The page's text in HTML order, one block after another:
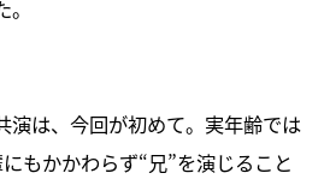
演は、今回が初めて。実年齢では
もかかわらず“兄”を演じること